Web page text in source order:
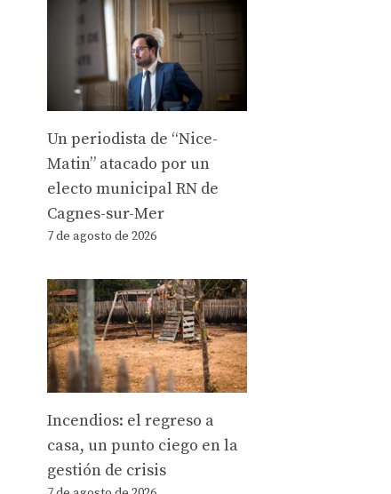
Un periodista de “Nice-
Matin” atacado por un
electo municipal RN de
Cagnes-sur-Mer
7 de agosto de 2026
Incendios: el regreso a
casa, un punto ciego en la
gestión de crisis